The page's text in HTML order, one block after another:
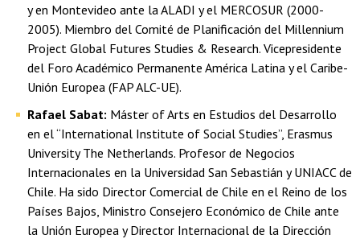
y en Montevideo ante la ALADI y el MERCOSUR (2000-
2005). Miembro del Comité de Planificación del Millennium
Project Global Futures Studies & Research. Vicepresidente
del Foro Académico Permanente América Latina y el Caribe-
Unión Europea (FAP ALC-UE).
Rafael Sabat: Máster of Arts en Estudios del Desarrollo
en el “International Institute of Social Studies”, Erasmus
University The Netherlands. Profesor de Negocios
Internacionales en la Universidad San Sebastián y UNIACC de
Chile. Ha sido Director Comercial de Chile en el Reino de los
Países Bajos, Ministro Consejero Económico de Chile ante
la Unión Europea y Director Internacional de la Dirección